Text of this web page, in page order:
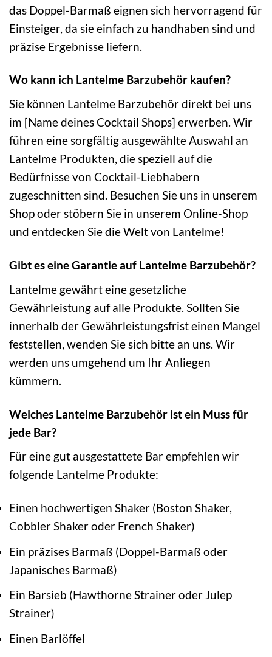
das Doppel-Barmaß eignen sich hervorragend für
Einsteiger, da sie einfach zu handhaben sind und
präzise Ergebnisse liefern.
Wo kann ich Lantelme Barzubehör kaufen?
Sie können Lantelme Barzubehör direkt bei uns
im [Name deines Cocktail Shops] erwerben. Wir
führen eine sorgfältig ausgewählte Auswahl an
Lantelme Produkten, die speziell auf die
Bedürfnisse von Cocktail-Liebhabern
zugeschnitten sind. Besuchen Sie uns in unserem
Shop oder stöbern Sie in unserem Online-Shop
und entdecken Sie die Welt von Lantelme!
Gibt es eine Garantie auf Lantelme Barzubehör?
Lantelme gewährt eine gesetzliche
Gewährleistung auf alle Produkte. Sollten Sie
innerhalb der Gewährleistungsfrist einen Mangel
feststellen, wenden Sie sich bitte an uns. Wir
werden uns umgehend um Ihr Anliegen
kümmern.
Welches Lantelme Barzubehör ist ein Muss für
jede Bar?
Für eine gut ausgestattete Bar empfehlen wir
folgende Lantelme Produkte:
Einen hochwertigen Shaker (Boston Shaker,
Cobbler Shaker oder French Shaker)
Ein präzises Barmaß (Doppel-Barmaß oder
Japanisches Barmaß)
Ein Barsieb (Hawthorne Strainer oder Julep
Strainer)
Einen Barlöffel